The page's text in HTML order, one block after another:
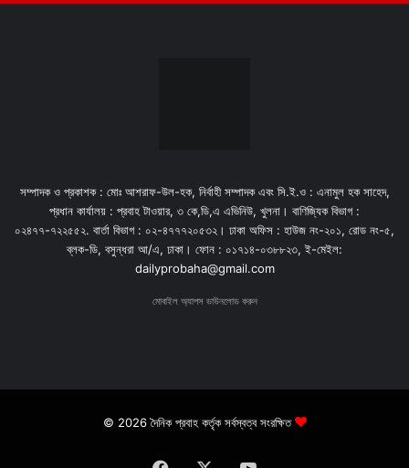
সম্পাদক ও প্রকাশক : মোঃ আশরাফ-উল-হক, নির্বাহী সম্পাদক এবং সি.ই.ও : এনামুল হক সাহেদ,
প্রধান কার্যালয় : প্রবাহ টাওয়ার, ৩ কে,ডি,এ এভিনিউ, খুলনা। বাণিজ্যিক বিভাগ :
০২৪৭৭-৭২২৫৫২. বার্তা বিভাগ : ০২-৪৭৭৭২০৫৩২। ঢাকা অফিস : হাউজ নং-২০১, রোড নং-৫,
ব্লক-ডি, বসুন্ধরা আ/এ, ঢাকা। ফোন : ০১৭১৪-০৩৮৮২৩, ই-মেইল:
dailyprobaha@gmail.com
মোবাইল অ্যাপস ডাউনলোড করুন
© 2026 দৈনিক প্রবাহ কর্তৃক সর্বস্বত্ব সংরক্ষিত